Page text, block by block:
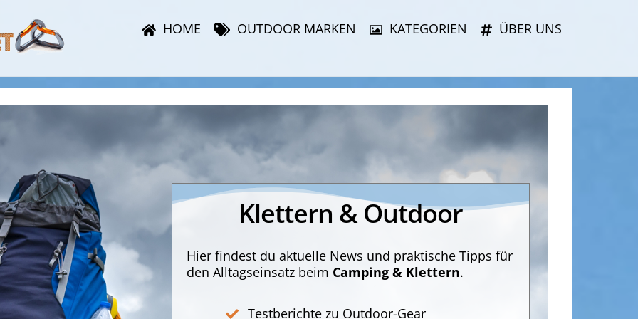
HOME OUTDOOR MARKEN KATEGORIEN ÜBER UNS
Klettern & Outdoor
Hier findest du aktuelle News und praktische Tipps für
den Alltagseinsatz beim Camping & Klettern.
Testberichte zu Outdoor-Gear